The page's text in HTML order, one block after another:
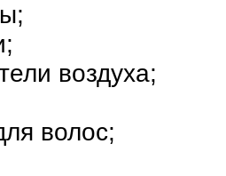
воздуха;
волос;